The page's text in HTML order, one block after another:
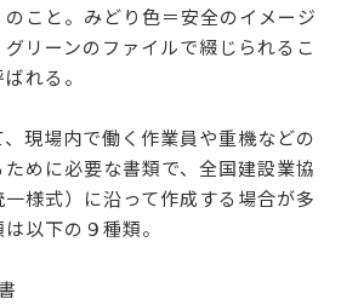
のこと。みどり色＝安全のイメージ
リーンのファイルで綴じられるこ
れる。
現場内で働く作業員や重機などの
めに必要な書類で、全国建設業協
様式）に沿って作成する場合が多
以下の９種類。